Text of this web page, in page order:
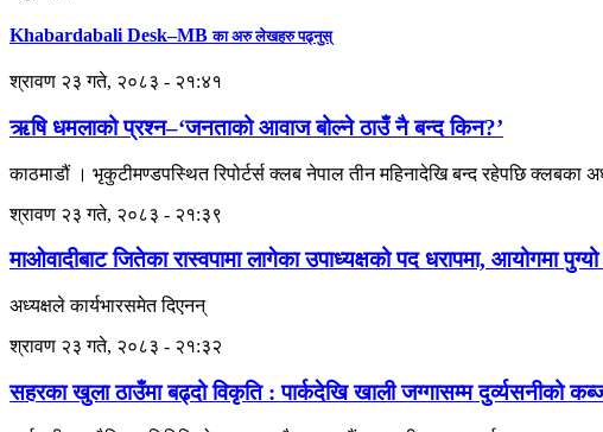
Khabardabali Desk–MBका अरु लेखहरु पढ्नुस्
श्रावण २३ गते, २०८३ - २१:४१
ऋषि धमलाको प्रश्न–‘जनताको आवाज बोल्ने ठाउँ नै बन्द किन?’
काठमाडौं । भृकुटीमण्डपस्थित रिपोर्टर्स क्लब नेपाल तीन महिनादेखि बन्द रहेपछि क्लबका
श्रावण २३ गते, २०८३ - २१:३९
माओवादीबाट जितेका रास्वपामा लागेका उपाध्यक्षको पद धरापमा, आयोगमा
अध्यक्षले कार्यभारसमेत दिएनन्
श्रावण २३ गते, २०८३ - २१:३२
सहरका खुला ठाउँमा बढ्दो विकृति : पार्कदेखि खाली जग्गासम्म दुर्व्यसनीको